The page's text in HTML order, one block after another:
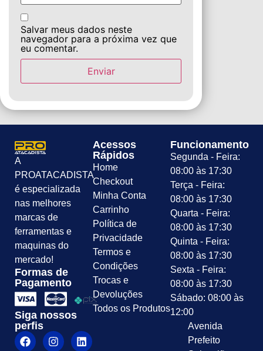
Salvar meus dados neste
navegador para a próxima vez que
eu comentar.
A
PROATACADISTA
é especializada
nas melhores
marcas de
ferramentas e
maquinas do
mercado!
Formas de
Pagamento
Siga nossos
perfis
Acessos
Rápidos
Home
Checkout
Minha Conta
Carrinho
Política de
Privacidade
Termos e
Condições
Trocas e
Devoluções
Todos os Produtos
Funcionamento
Segunda - Feira:
08:00 às 17:30
Terça - Feira:
08:00 às 17:30
Quarta - Feira:
08:00 às 17:30
Quinta - Feira:
08:00 às 17:30
Sexta - Feira:
08:00 às 17:30
Sábado: 08:00 às
12:00
Avenida
Prefeito